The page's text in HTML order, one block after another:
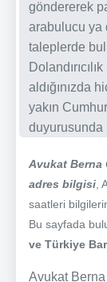
göndererek
arabulucu ya
taleplerde
aldığınızda
yakın
duyurusunda
Avukat Berna
adres bilgisi ,
saatleri
Bu sayfada
ve Türkiye
Avukat